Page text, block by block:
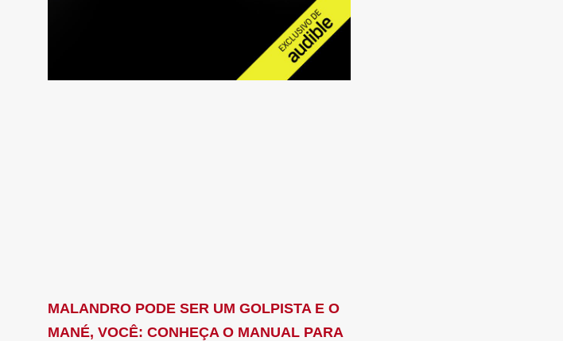
MALANDRO PODE SER UM GOLPISTA E O
MANÉ, VOCÊ: CONHEÇA O MANUAL PARA